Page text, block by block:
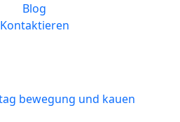
Blog
Kontaktieren